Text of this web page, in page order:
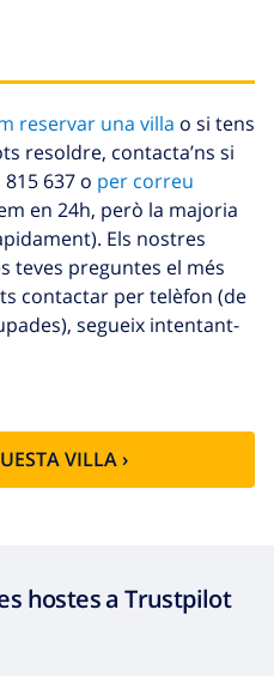
De la quantitat total
reservar una villa o si tens
resoldre, contacta’ns si
637 o per correu
en 24h, però la majoria
Els nostres
teves preguntes el més
contactar per telèfon (de
segueix intentant-
VILLA ›
hostes a Trustpilot